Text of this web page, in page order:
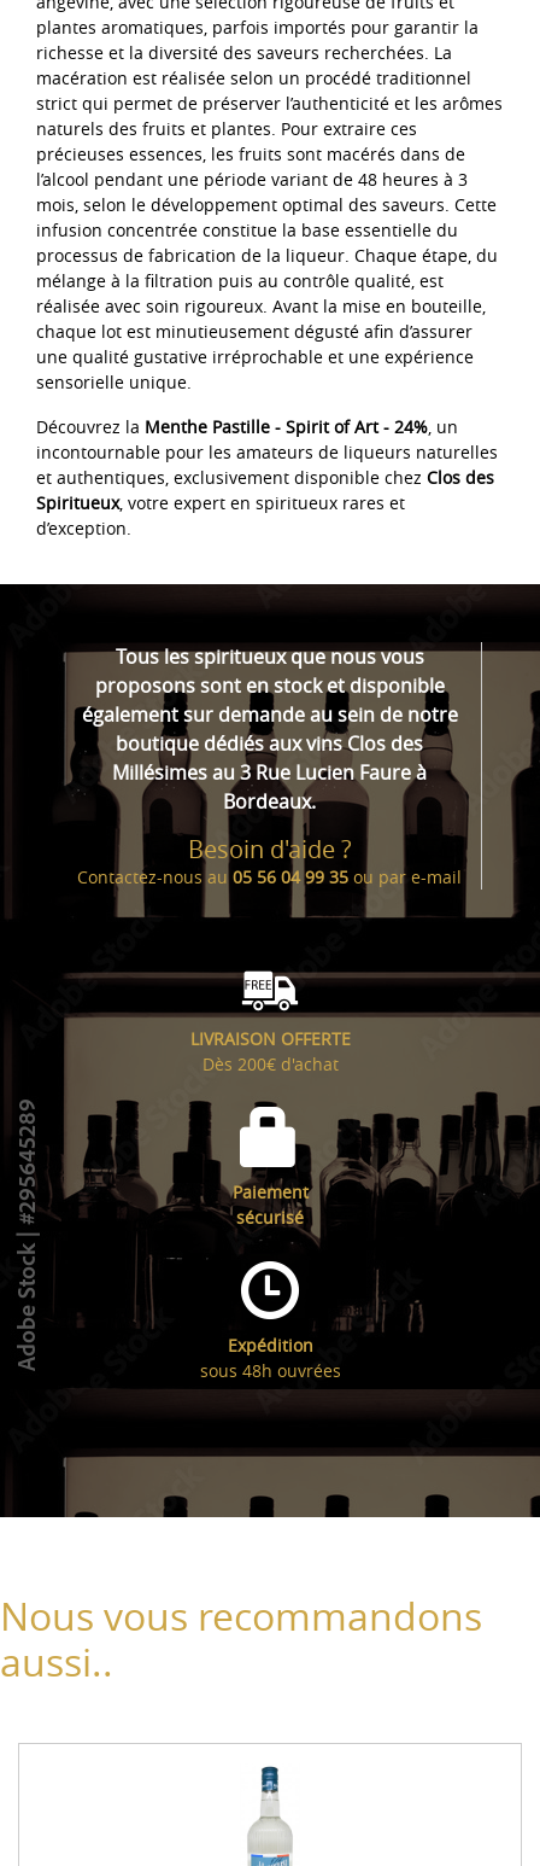
plantes aromatiques, parfois importés pour garantir la
richesse et la diversité des saveurs recherchées. La
macération est réalisée selon un procédé traditionnel
strict qui permet de préserver l’authenticité et les arômes
naturels des fruits et plantes. Pour extraire ces
précieuses essences, les fruits sont macérés dans de
l’alcool pendant une période variant de 48 heures à 3
mois, selon le développement optimal des saveurs. Cette
infusion concentrée constitue la base essentielle du
processus de fabrication de la liqueur. Chaque étape, du
mélange à la filtration puis au contrôle qualité, est
réalisée avec soin rigoureux. Avant la mise en bouteille,
chaque lot est minutieusement dégusté afin d’assurer
une qualité gustative irréprochable et une expérience
sensorielle unique.
Découvrez la Menthe Pastille - Spirit of Art - 24%, un
incontournable pour les amateurs de liqueurs naturelles
et authentiques, exclusivement disponible chez Clos des
Spiritueux, votre expert en spiritueux rares et
d’exception.
Tous les spiritueux que nous vous
proposons sont en stock et disponible
également sur demande au sein de notre
boutique dédiés aux vins Clos des
Millésimes au 3 Rue Lucien Faure à
Bordeaux.
Besoin d'aide ?
Contactez-nous au 05 56 04 99 35 ou par e-mail
LIVRAISON OFFERTE
Dès 200€ d'achat
Paiement
sécurisé
Expédition
sous 48h ouvrées
Nous vous recommandons
aussi..